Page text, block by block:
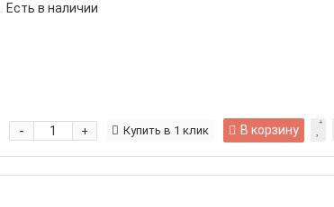
Есть в наличии
+
- В корзину
Купить в 1 клик